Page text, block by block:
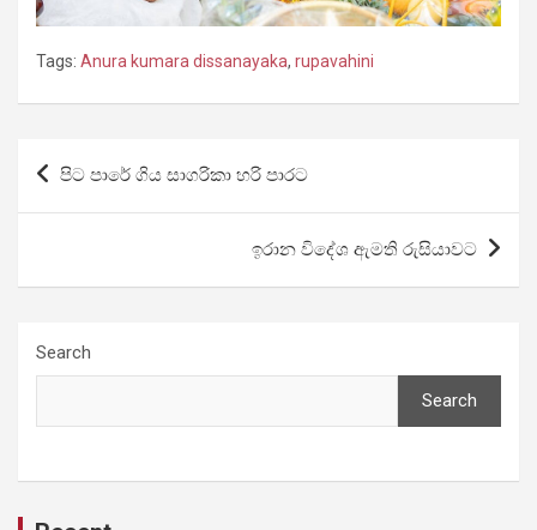
Tags: Anura kumara dissanayaka, rupavahini
Post
පිට පාරේ ගිය සාගරිකා හරි පාරට
ඉරාන විදේශ ඇමති රුසියාවට
Search
Search